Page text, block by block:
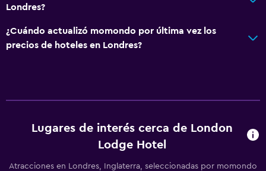
Londres?
¿Cuándo actualizó momondo por última vez los
precios de hoteles en Londres?
Lugares de interés cerca de London
Lodge Hotel
Atracciones en Londres, Inglaterra, seleccionadas por momondo